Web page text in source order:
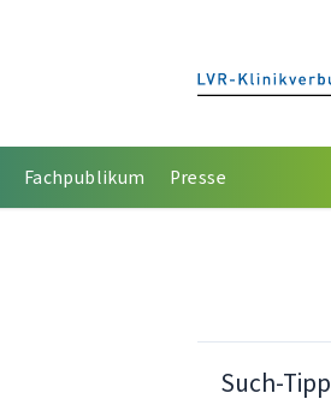
Fachpublikum Presse
Such-Tipp